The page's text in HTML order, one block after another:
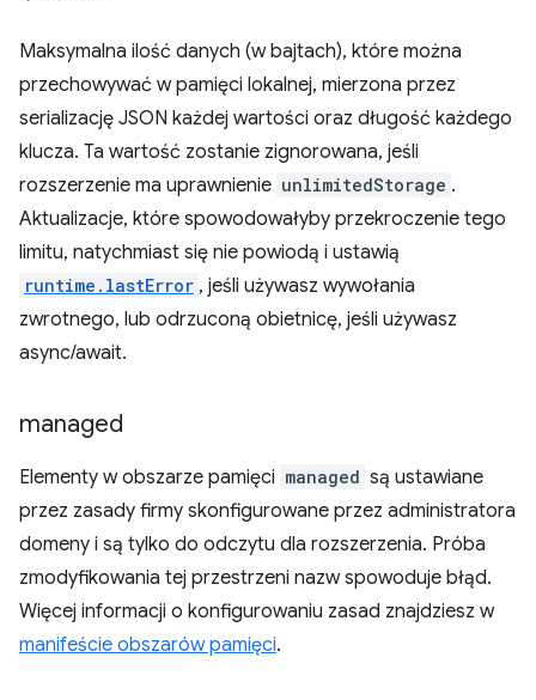
Maksymalna ilość danych (w bajtach), które można
przechowywać w pamięci lokalnej, mierzona przez
serializację JSON każdej wartości oraz długość każdego
klucza. Ta wartość zostanie zignorowana, jeśli
rozszerzenie ma uprawnienie unlimitedStorage .
Aktualizacje, które spowodowałyby przekroczenie tego
limitu, natychmiast się nie powiodą i ustawią
runtime.lastError , jeśli używasz wywołania
zwrotnego, lub odrzuconą obietnicę, jeśli używasz
async/await.
managed
Elementy w obszarze pamięci managed są ustawiane
przez zasady firmy skonfigurowane przez administratora
domeny i są tylko do odczytu dla rozszerzenia. Próba
zmodyfikowania tej przestrzeni nazw spowoduje błąd.
Więcej informacji o konfigurowaniu zasad znajdziesz w
manifeście obszarów pamięci.